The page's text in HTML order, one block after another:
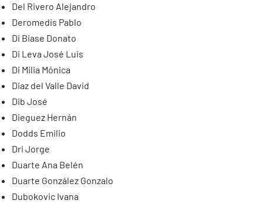
Del Rivero Alejandro
Deromedis Pablo
Di Biase Donato
Di Leva José Luis
Di Milia Mónica
Diaz del Valle David
Dib José
Dieguez Hernán
Dodds Emilio
Dri Jorge
Duarte Ana Belén
Duarte González Gonzalo
Dubokovic Ivana